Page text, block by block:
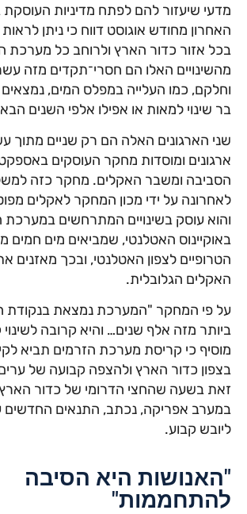
מדעי שיעזור להם לפתח מדיניות
האחרון מחודש אוגוסט דווח כי ניתן לראות
בכל אזור כדור הארץ ולרוחב כל מערכת
מהשינויים האלו הם חסרי־תקדים מזה
וחלקם, כמו העלייה במפלס המים, נמצאים
בר שינוי למאות או אפילו אלפי השנים
שני הארגונים האלה הם רק שניים מתוך
ארגונים ומוסדות מחקר העוסקים
הסביבה ומשבר האקלים. מחקר כזה
לאחרונה על ידי מכון המחקר לאקלים
והוא עוסק בשינויים המתרחשים במערכת
באוקיינוס האטלנטי, שמביאים מים חמים
הטרופיים לצפון האטלנטי, ובכך מאזנים
האקלים הגלובלית.
על פי המחקר "המערכת נמצאת בנקודת
ביותר מזה אלף שנים… והיא קרובה
מוסיף כי קריסת מערכת הזרמים תביא
בצפון כדור הארץ ולהצפה קבועה של
זאת בשעה שהחצי הדרומי של כדור
במערב אפריקה, נכתב, התנאים החדשים
ליובש קבוע.
"האנושות היא הסיבה
להתחממות"